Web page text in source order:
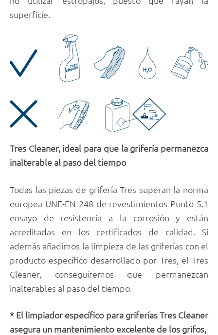
superficie.
Tres Cleaner, ideal para que la grifería permanezca
inalterable al paso del tiempo
Todas las piezas de grifería Tres superan la norma
europea UNE-EN 248 de revestimientos Punto 5.1
ensayo de resistencia a la corrosión y están
acreditadas en los certificados de calidad. Si
además añadimos la limpieza de las griferías con el
producto específico desarrollado por Tres, el Tres
Cleaner, conseguiremos que permanezcan
inalterables al paso del tiempo.
* El limpiador específico para griferías Tres Cleaner
asegura un mantenimiento excelente de los grifos,